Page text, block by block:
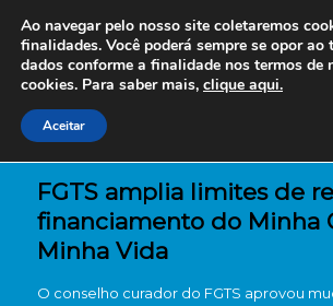
FGTS amplia limites de
financiamento do Minha
Minha Vida
O conselho curador do FGTS aprovou
Ao navegar pelo nosso site coletaremos
finalidades. Você poderá sempre se opor ao
dados conforme a finalidade nos termos de
cookies. Para saber mais, clique aqui.
Aceitar